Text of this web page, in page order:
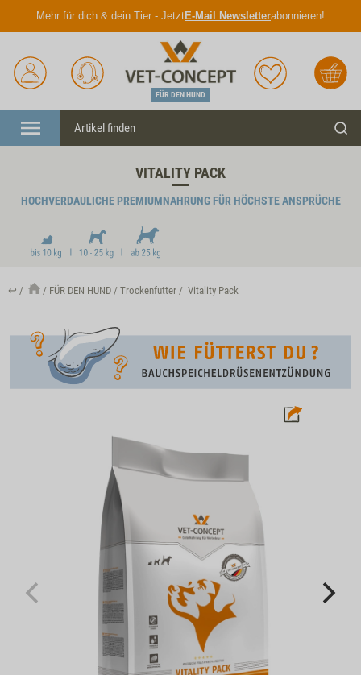
Mehr für dich & dein Tier - JetztE-Mail Newsletterabonnieren!
Anmelden
Unser
Service
FÜR DEN HUND
Merkliste Warenkorb
Menü
VITALITY PACK
HOCHVERDAULICHE PREMIUMNAHRUNG FÜR HÖCHSTE ANSPRÜCHE
↩ FÜR DEN HUND Trockenfutter Vitality Pack